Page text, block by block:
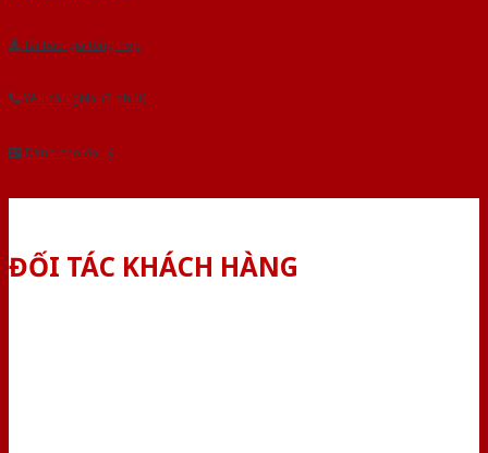
Tải báo giá tổng hợp
Yêu cầu gọi lại (3 phút)
Dành cho đại lý
ĐỐI TÁC KHÁCH HÀNG